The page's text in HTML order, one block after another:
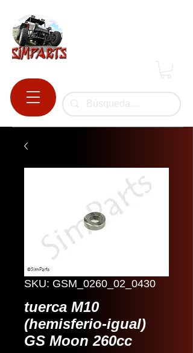
SKU: GSM_0260_02_0430
tuerca M10
(hemisferio-igual)
GS Moon 260cc